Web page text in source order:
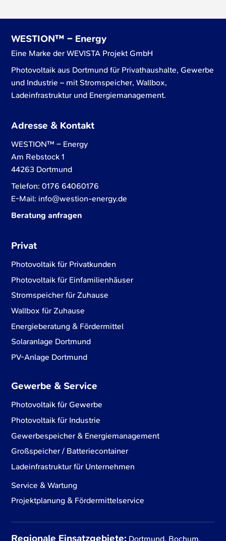
WESTION™ – Energy
Eine Marke der WEVISTA Projekt GmbH
Photovoltaik aus Dortmund für Privathaushalte, Gewerbe
und Industrie – mit Stromspeicher, Wallbox,
Ladeinfrastruktur und Energiemanagement.
Adresse & Kontakt
WESTION™ – Energy
Am Rebstock 1
44263 Dortmund
Telefon:0176 64060176
E-Mail: info@westion-energy.de
Beratung anfragen
Privat
Photovoltaik für Privatkunden
Photovoltaik für Einfamilienhäuser
Stromspeicher für Zuhause
Wallbox für Zuhause
Energieberatung & Fördermittel
Solaranlage Dortmund
PV-Anlage Dortmund
Gewerbe & Service
Photovoltaik für Gewerbe
Photovoltaik für Industrie
Gewerbespeicher & Energiemanagement
Großspeicher / Batteriecontainer
Ladeinfrastruktur für Unternehmen
Service & Wartung
Projektplanung & Fördermittelservice
Regionale Einsatzgebiete: Dortmund, Bochum,